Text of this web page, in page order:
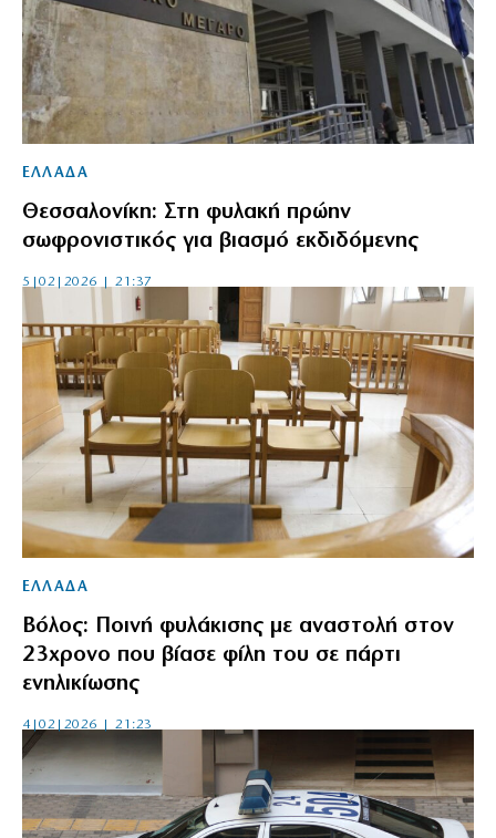
ΕΛΛΑΔΑ
Θεσσαλονίκη: Στη φυλακή πρώην
σωφρονιστικός για βιασμό εκδιδόμενης
5|02|2026 | 21:37
ΕΛΛΑΔΑ
Βόλος: Ποινή φυλάκισης με αναστολή στον
23χρονο που βίασε φίλη του σε πάρτι
ενηλικίωσης
4|02|2026 | 21:23